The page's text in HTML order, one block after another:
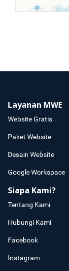
Layanan MWE
Website Gratis
Paket Website
Desain Website
Google Workspace
Siapa Kami?
Tentang Kami
Hubungi Kami
Facebook
Instagram